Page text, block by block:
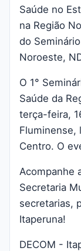
Saúde no
na Região
do
Noroeste,
O 1°
Saúde da
terça-feira,
Fluminense,
Centro. O
Acompanhe
Secretaria
secretarias,
Itaperuna!
DECOM -